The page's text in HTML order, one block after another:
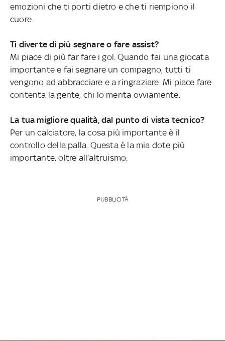
emozioni che ti porti dietro e che ti riempiono il
cuore.
Ti diverte di più segnare o fare assist?
Mi piace di più far fare i gol. Quando fai una giocata
importante e fai segnare un compagno, tutti ti
vengono ad abbracciare e a ringraziare. Mi piace fare
contenta la gente, chi lo merita ovviamente.
La tua migliore qualità, dal punto di vista tecnico?
Per un calciatore, la cosa più importante è il
controllo della palla. Questa è la mia dote più
importante, oltre all’altruismo.
PUBBLICITÀ